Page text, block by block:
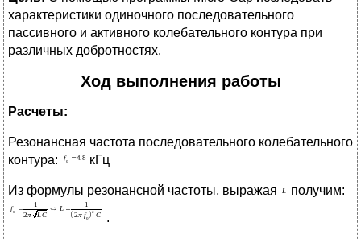
характеристики одиночного последовательного
пассивного и активного колебательного контура при
различных добротностях.
Ход выполнения работы
Расчеты:
Резонансная частота последовательного колебательного
контура:
кГц
Из формулы резонансной частоты, выражая
получим:
.